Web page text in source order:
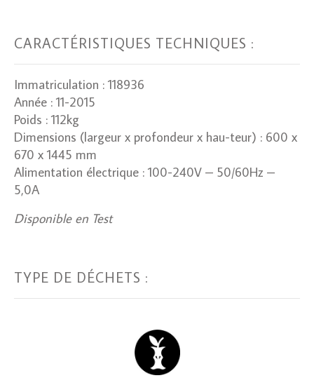
CARACTÉRISTIQUES TECHNIQUES :
Immatriculation : 118936
Année : 11-2015
Poids : 112kg
Dimensions (largeur x profondeur x hau-teur) : 600 x
670 x 1445 mm
Alimentation électrique : 100-240V – 50/60Hz –
5,0A
Disponible en Test
TYPE DE DÉCHETS :